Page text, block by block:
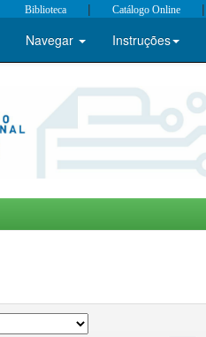
Biblioteca | Catálogo Online |
Navegar Instruções